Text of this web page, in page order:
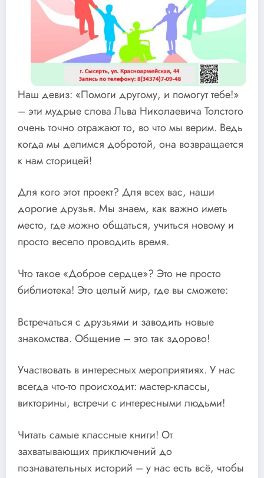
Наш девиз: «Помоги другому, и помогут тебе!»
– эти мудрые слова Льва Николаевича Толстого
очень точно отражают то, во что мы верим. Ведь
когда мы делимся добротой, она возвращается
к нам сторицей!
Для кого этот проект? Для всех вас, наши
дорогие друзья. Мы знаем, как важно иметь
место, где можно общаться, учиться новому и
просто весело проводить время.
Что такое «Доброе сердце»? Это не просто
библиотека! Это целый мир, где вы сможете:
Встречаться с друзьями и заводить новые
знакомства. Общение – это так здорово!
Участвовать в интересных мероприятиях. У нас
всегда что-то происходит: мастер-классы,
викторины, встречи с интересными людьми!
Читать самые классные книги! От
захватывающих приключений до
познавательных историй – у нас есть всё, чтобы